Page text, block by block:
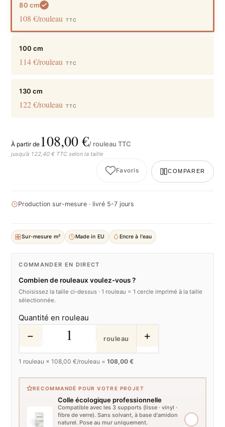
80 cm
108 €/rouleau TTC
100 cm
114 €/rouleau TTC
130 cm
122 €/rouleau TTC
À partir de 108,00 €/ rouleau TTC
jusqu'à 122,40 € TTC selon la taille
Favoris COMPARER
Production sur-mesure · livré 5-7 jours
Sur-mesure m² Made in EU Encre à l'eau
COMMANDER EN DIRECT
Combien de rouleaux voulez-vous ?
Choisissez la taille ci-dessus · 1 rouleau = 1 cercle imprimé à la taille
sélectionnée.
Quantité en rouleau
− rouleau +
1 rouleau ×108,00 €/rouleau =108,00 €
RECOMMANDÉ POUR VOTRE PROJET
Colle écologique professionnelle
Compatible avec les 3 supports (lisse · vinyl ·
fibre de verre). Sans solvant, à base d'amidon
naturel. Pose au mur uniquement.